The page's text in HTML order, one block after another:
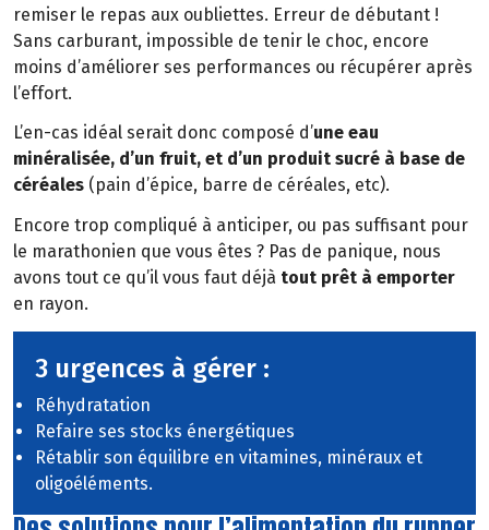
remiser le repas aux oubliettes. Erreur de débutant !
Sans carburant, impossible de tenir le choc, encore
moins d’améliorer ses performances ou récupérer après
l’effort.
L’en-cas idéal serait donc composé d’une eau
minéralisée, d’un fruit, et d’un produit sucré à base de
céréales (pain d’épice, barre de céréales, etc).
Encore trop compliqué à anticiper, ou pas suffisant pour
le marathonien que vous êtes ? Pas de panique, nous
avons tout ce qu’il vous faut déjà tout prêt à emporter
en rayon.
3 urgences à gérer :
Réhydratation
Refaire ses stocks énergétiques
Rétablir son équilibre en vitamines, minéraux et
oligoéléments.